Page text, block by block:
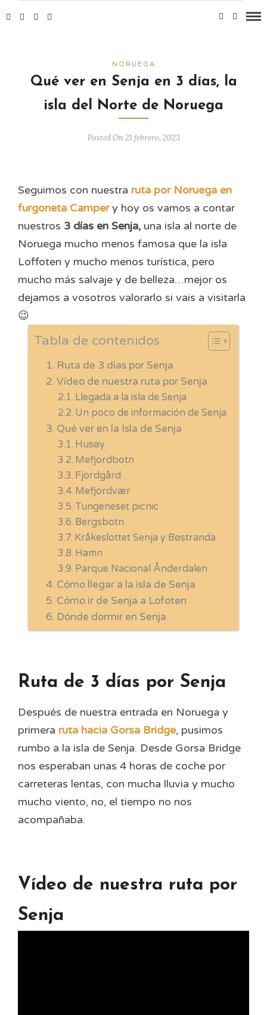
NORUEGA
Qué ver en Senja en 3 días, la
isla del Norte de Noruega
Posted On 21 febrero, 2023
Seguimos con nuestra ruta por Noruega en
furgoneta Campery hoy os vamos a contar
nuestros 3 días en Senja, una isla al norte de
Noruega mucho menos famosa que la isla
Loffoten y mucho menos turística, pero
mucho más salvaje y de belleza…mejor os
dejamos a vosotros valorarlo si vais a visitarla
😉
Tabla de contenidos
Ruta de 3 días por Senja
Vídeo de nuestra ruta por Senja
Llegada a la isla de Senja
Un poco de información de Senja
Qué ver en la Isla de Senja
Husøy
Mefjordbotn
Fjordgård
Mefjordvær
Tungeneset picnic
Bergsbotn
Kråkeslottet Senja y Bøstranda
Hamn
Parque Nacional Ånderdalen
Cómo llegar a la isla de Senja
Cómo ir de Senja a Lofoten
Dónde dormir en Senja
Ruta de 3 días por Senja
Después de nuestra entrada en Noruega y
primera ruta hacia Gorsa Bridge, pusimos
rumbo a la isla de Senja. Desde Gorsa Bridge
nos esperaban unas 4 horas de coche por
carreteras lentas, con mucha lluvia y mucho
mucho viento, no, el tiempo no nos
acompañaba.
Vídeo de nuestra ruta por
Senja